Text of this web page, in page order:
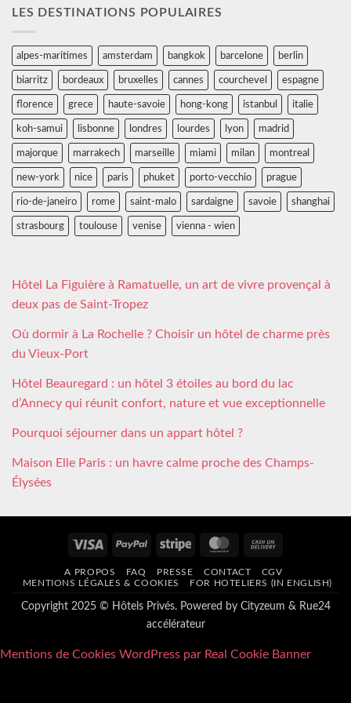
LES DESTINATIONS POPULAIRES
alpes-maritimes amsterdam bangkok barcelone berlin
biarritz bordeaux bruxelles cannes courchevel espagne
florence grece haute-savoie hong-kong istanbul italie
koh-samui lisbonne londres lourdes lyon madrid
majorque marrakech marseille miami milan montreal
new-york nice paris phuket porto-vecchio prague
rio-de-janeiro rome saint-malo sardaigne savoie shanghai
strasbourg toulouse venise vienna - wien
Hôtel La Figuière à Ramatuelle, un art de vivre provençal à
deux pas de Saint-Tropez
Où dormir à La Rochelle ? Choisir un hôtel de charme près
du Vieux-Port
Hôtel Beauregard : un hôtel 3 étoiles au bord du lac
d’Annecy qui réunit confort, nature et vue exceptionnelle
Pourquoi séjourner dans un appart hôtel ?
Maison Elle Paris : un havre calme proche des Champs-
Élysées
Visa PayPal Stripe MasterCard
Delivery
A PROPOS FAQ PRESSE CONTACT
CGV
MENTIONS LÉGALES & COOKIES
FOR HOTELIERS (IN ENGLISH)
Copyright 2025 © Hôtels Privés. Powered by Cityzeum & Rue24
accélérateur
Mentions de Cookies WordPress par Real Cookie Banner